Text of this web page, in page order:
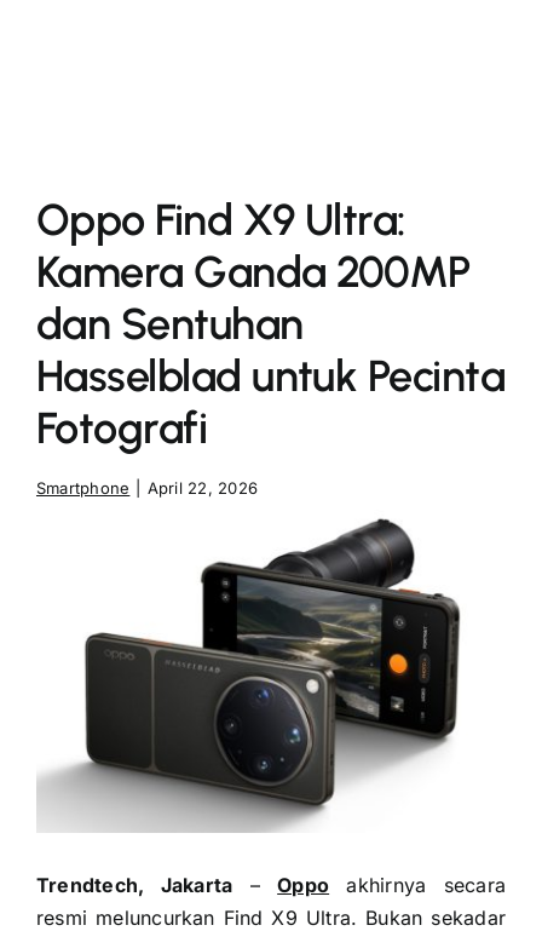
Oppo Find X9 Ultra:
Kamera Ganda 200MP
dan Sentuhan
Hasselblad untuk Pecinta
Fotografi
Smartphone April 22, 2026
Trendtech, Jakarta –Oppo akhirnya secara
resmi meluncurkan Find X9 Ultra. Bukan sekadar